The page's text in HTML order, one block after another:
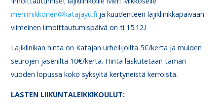
meri.mikkonen@katajayu.fi ja kuudenteen lajiklinikkapäivään
viimeinen ilmoittautumispäivä on ti 15.12.!
Lajiklinikan hinta on Katajan urheilijoilta 5€/kerta ja muiden
seurojen jäseniltä 10€/kerta. Hinta laskutetaan tämän
vuoden lopussa koko syksyltä kertyneistä kerroista.
LASTEN LIIKUNTALEIKKIKOULUT: